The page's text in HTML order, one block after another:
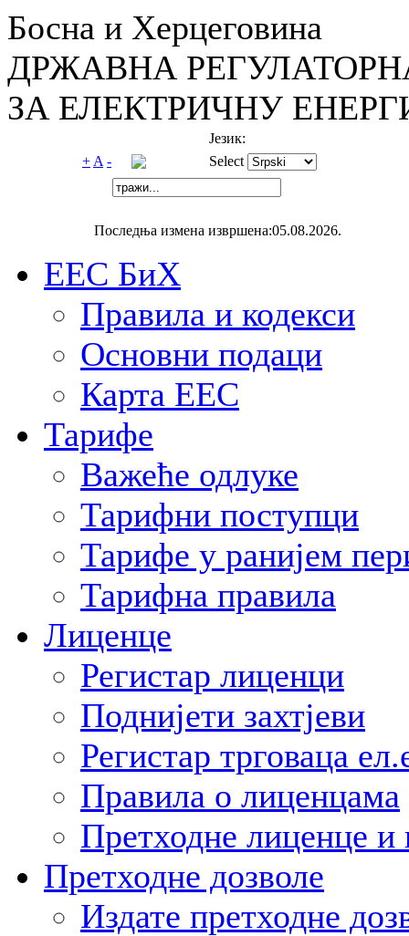
Босна и Херцеговина
ДРЖАВНА
ЗА ЕЛЕКТРИЧНУ
Језик:
+ A - Select
Последња измена извршена:05.08.2026.
ЕЕС БиХ
Правила и кодекси
Основни подаци
Карта ЕЕС
Тарифе
Важеће одлуке
Тарифни поступци
Тарифе у ранијем
Тарифна правила
Лиценце
Регистар лиценци
Поднијети захтјеви
Регистар трговаца
Правила о лиценцама
Претходне лиценце и
Претходне дозволе
Издате претходне